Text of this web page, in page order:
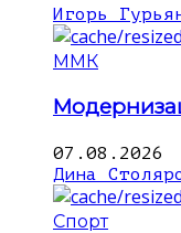
Игорь
ММК
07.08.2026
Дина
Спорт